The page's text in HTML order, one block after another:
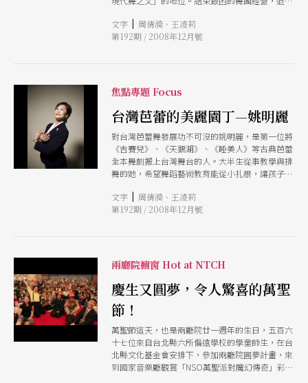
的心情，愜意地享受人生。
文字 | 周倩漪、王凌莉
第192期 / 2008年12月號
焦點專題 Focus
台灣芭蕾的美麗園丁—姚明麗
對台灣芭蕾舞發展功不可沒的姚明麗，是第一位將
《吉賽兒》、《天鵝湖》、《睡美人》等古典芭蕾
全本舞劇搬上台灣舞台的人。大半生從事教學與排
舞的她，希望舞蹈藝術教育能從小扎根，讓孩子進
作，讓舞者能夠有機會淬煉舞藝更上層樓。
文字 | 周倩漪、王凌莉
第192期 / 2008年12月號
兩廳院櫥窗 Hot at NTCH
慶生又圓夢，令人驚喜的萬聖
節！
萬聖節這天，也是兩廳院廿一週年的生日，五百六
十七位來自台北縣六所偏遠學校的學童師生，在台
北縣文化基金會安排下，參加兩廳院圓夢計畫，來
到國家音樂廳觀賞「NSO萬聖派對魔幻傳奇」彩